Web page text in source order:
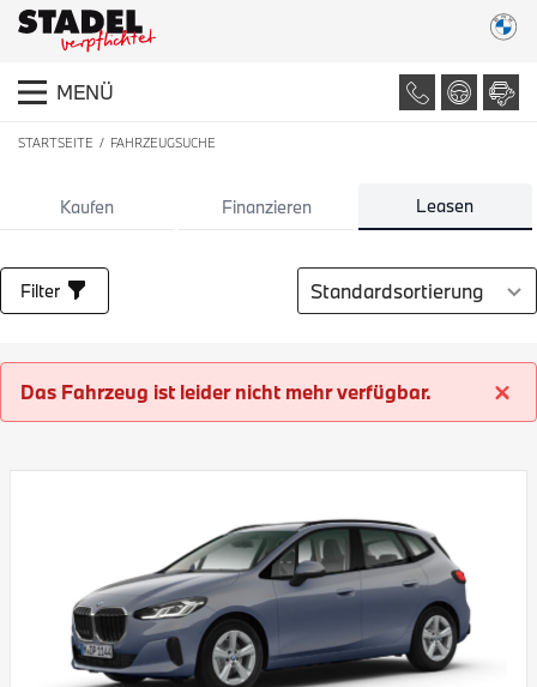
MENÜ
STARTSEITE FAHRZEUGSUCHE
Kaufen Finanzieren Leasen
Filter Sortierung auswählen
Das Fahrzeug ist leider nicht mehr verfügbar.